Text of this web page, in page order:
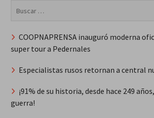
COOPNAPRENSA inauguró moderna
super tour a Pedernales
Especialistas rusos retornan a central
¡91% de su historia, desde hace 249
guerra!